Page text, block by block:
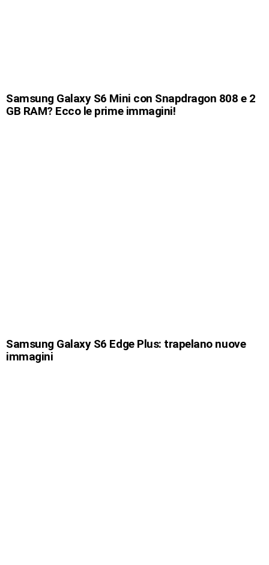
Samsung Galaxy S6 Mini con Snapdragon 808 e 2
GB RAM? Ecco le prime immagini!
Samsung Galaxy S6 Edge Plus: trapelano nuove
immagini